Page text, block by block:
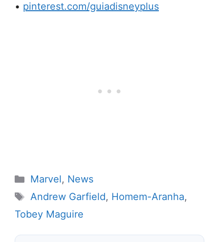
• pinterest.com/guiadisneyplus
Categorias
Marvel, News
Tags
Andrew Garfield, Homem-Aranha,
Tobey Maguire